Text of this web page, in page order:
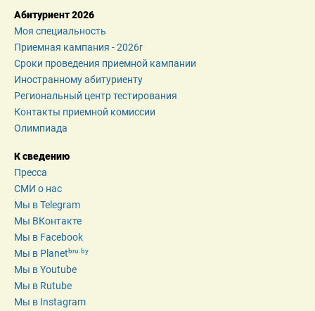
Абитуриент 2026
Моя специальность
Приемная кампания - 2026r
Сроки проведения приемной кампании
Иностранному абитуриенту
Региональный центр тестирования
Контакты приемной комиссии
Олимпиада
К сведению
Пресса
СМИ о нас
Мы в Telegram
Мы ВКонтакте
Мы в Facebook
Мы в Planetbru.by
Мы в Youtube
Мы в Rutube
Мы в Instagram